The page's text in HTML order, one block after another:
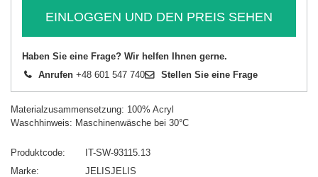
EINLOGGEN UND DEN PREIS SEHEN
Haben Sie eine Frage? Wir helfen Ihnen gerne.
Anrufen +48 601 547 740 Stellen Sie eine Frage
Materialzusammensetzung: 100% Acryl
Waschhinweis: Maschinenwäsche bei 30°C
Produktcode
IT-SW-93115.13
Marke
JELISJELIS